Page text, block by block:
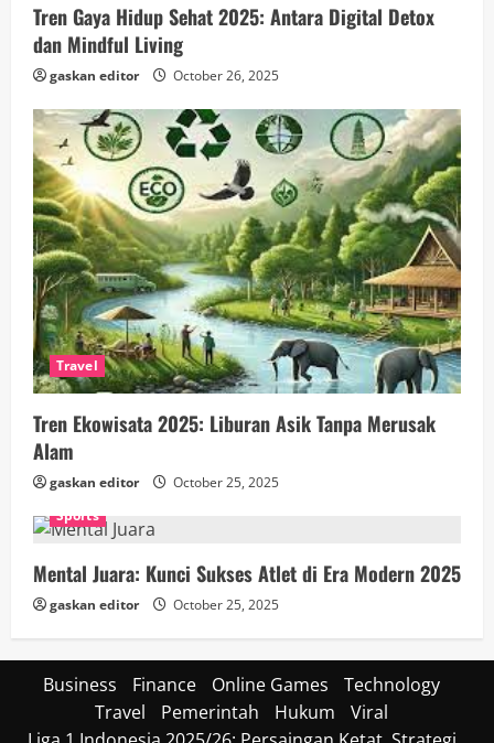
Tren Gaya Hidup Sehat 2025: Antara Digital Detox
dan Mindful Living
gaskan editor October 26, 2025
Travel
Tren Ekowisata 2025: Liburan Asik Tanpa Merusak
Alam
gaskan editor
October 25, 2025
Sports
Mental Juara: Kunci Sukses Atlet di Era Modern 2025
gaskan editor October 25, 2025
Business Finance Online Games
Technology
Travel
Pemerintah Hukum
Viral